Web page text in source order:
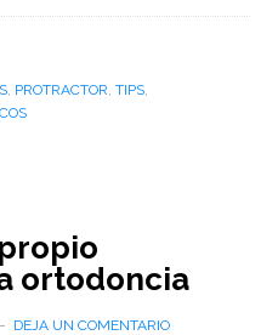
, PROTRACTOR, TIPS,
ortodoncia
DEJA UN COMENTARIO